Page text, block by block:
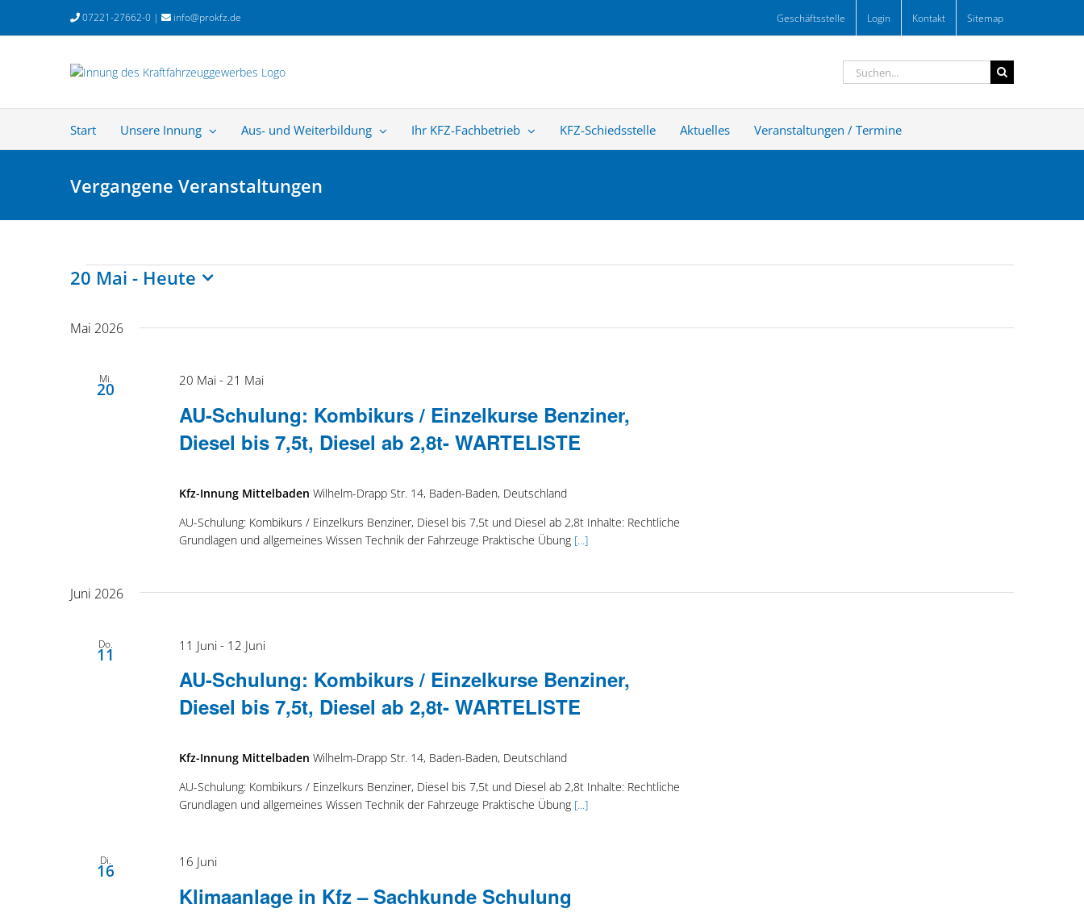
07221-27662-0 | info@prokfz.de Geschäftsstelle Login Kontakt Sitemap
Suche
nach:
Start Unsere Innung Aus- und Weiterbildung Ihr KFZ-Fachbetrieb KFZ-Schiedsstelle Aktuelles Veranstaltungen / Termine
Vergangene Veranstaltungen
Veranstaltungen
20 Mai - Heute
Mai 2026
Mi.
20
AU-Schulung: Kombikurs / Einzelkurse Benziner,
Diesel bis 7,5t, Diesel ab 2,8t- WARTELISTE
20 Mai-21 Mai
Kfz-Innung MittelbadenWilhelm-Drapp Str. 14, Baden-Baden, Deutschland
AU-Schulung: Kombikurs / Einzelkurs Benziner, Diesel bis 7,5t und Diesel ab 2,8t Inhalte: Rechtliche
Grundlagen und allgemeines Wissen Technik der Fahrzeuge Praktische Übung [...]
Juni 2026
Do.
11
AU-Schulung: Kombikurs / Einzelkurse Benziner,
Diesel bis 7,5t, Diesel ab 2,8t- WARTELISTE
11 Juni- 12 Juni
Kfz-Innung MittelbadenWilhelm-Drapp Str. 14, Baden-Baden, Deutschland
AU-Schulung: Kombikurs / Einzelkurs Benziner, Diesel bis 7,5t und Diesel ab 2,8t Inhalte: Rechtliche
Grundlagen und allgemeines Wissen Technik der Fahrzeuge Praktische Übung [...]
Di.
16
Klimaanlage in Kfz – Sachkunde Schulung
16 Juni